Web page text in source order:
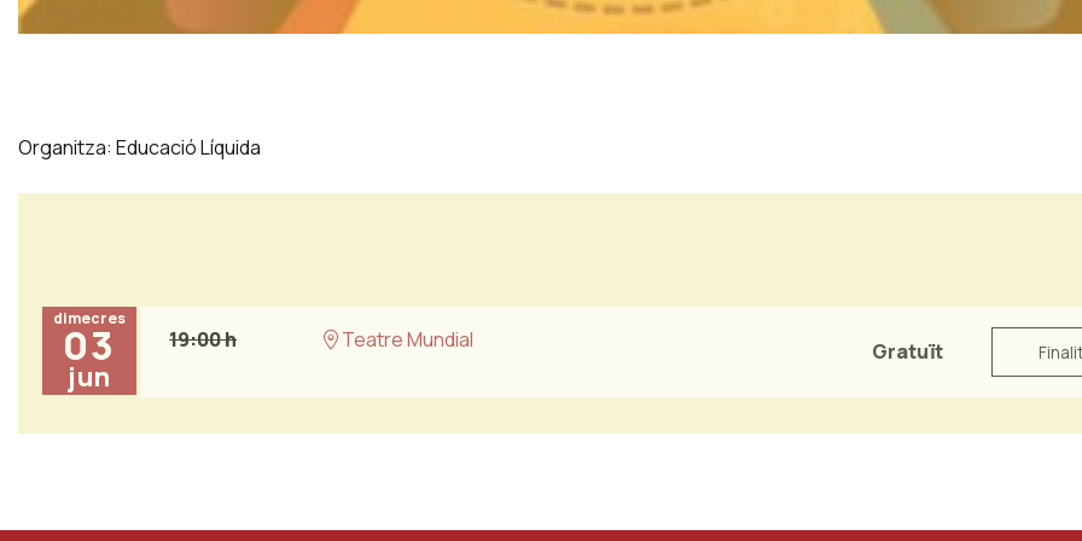
Organitza: Educació Líquida
dimecres
03
jun
19:00 h Teatre Mundial Gratuït